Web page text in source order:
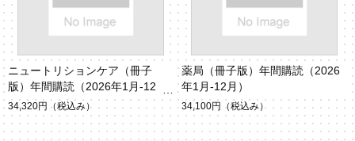
ニュートリションケア（冊子
版）年間購読（2026年1月-12
月）
34,320円 （税込み）
薬局（冊子版）年間購読（2026
年1月-12月）
34,100円 （税込み）